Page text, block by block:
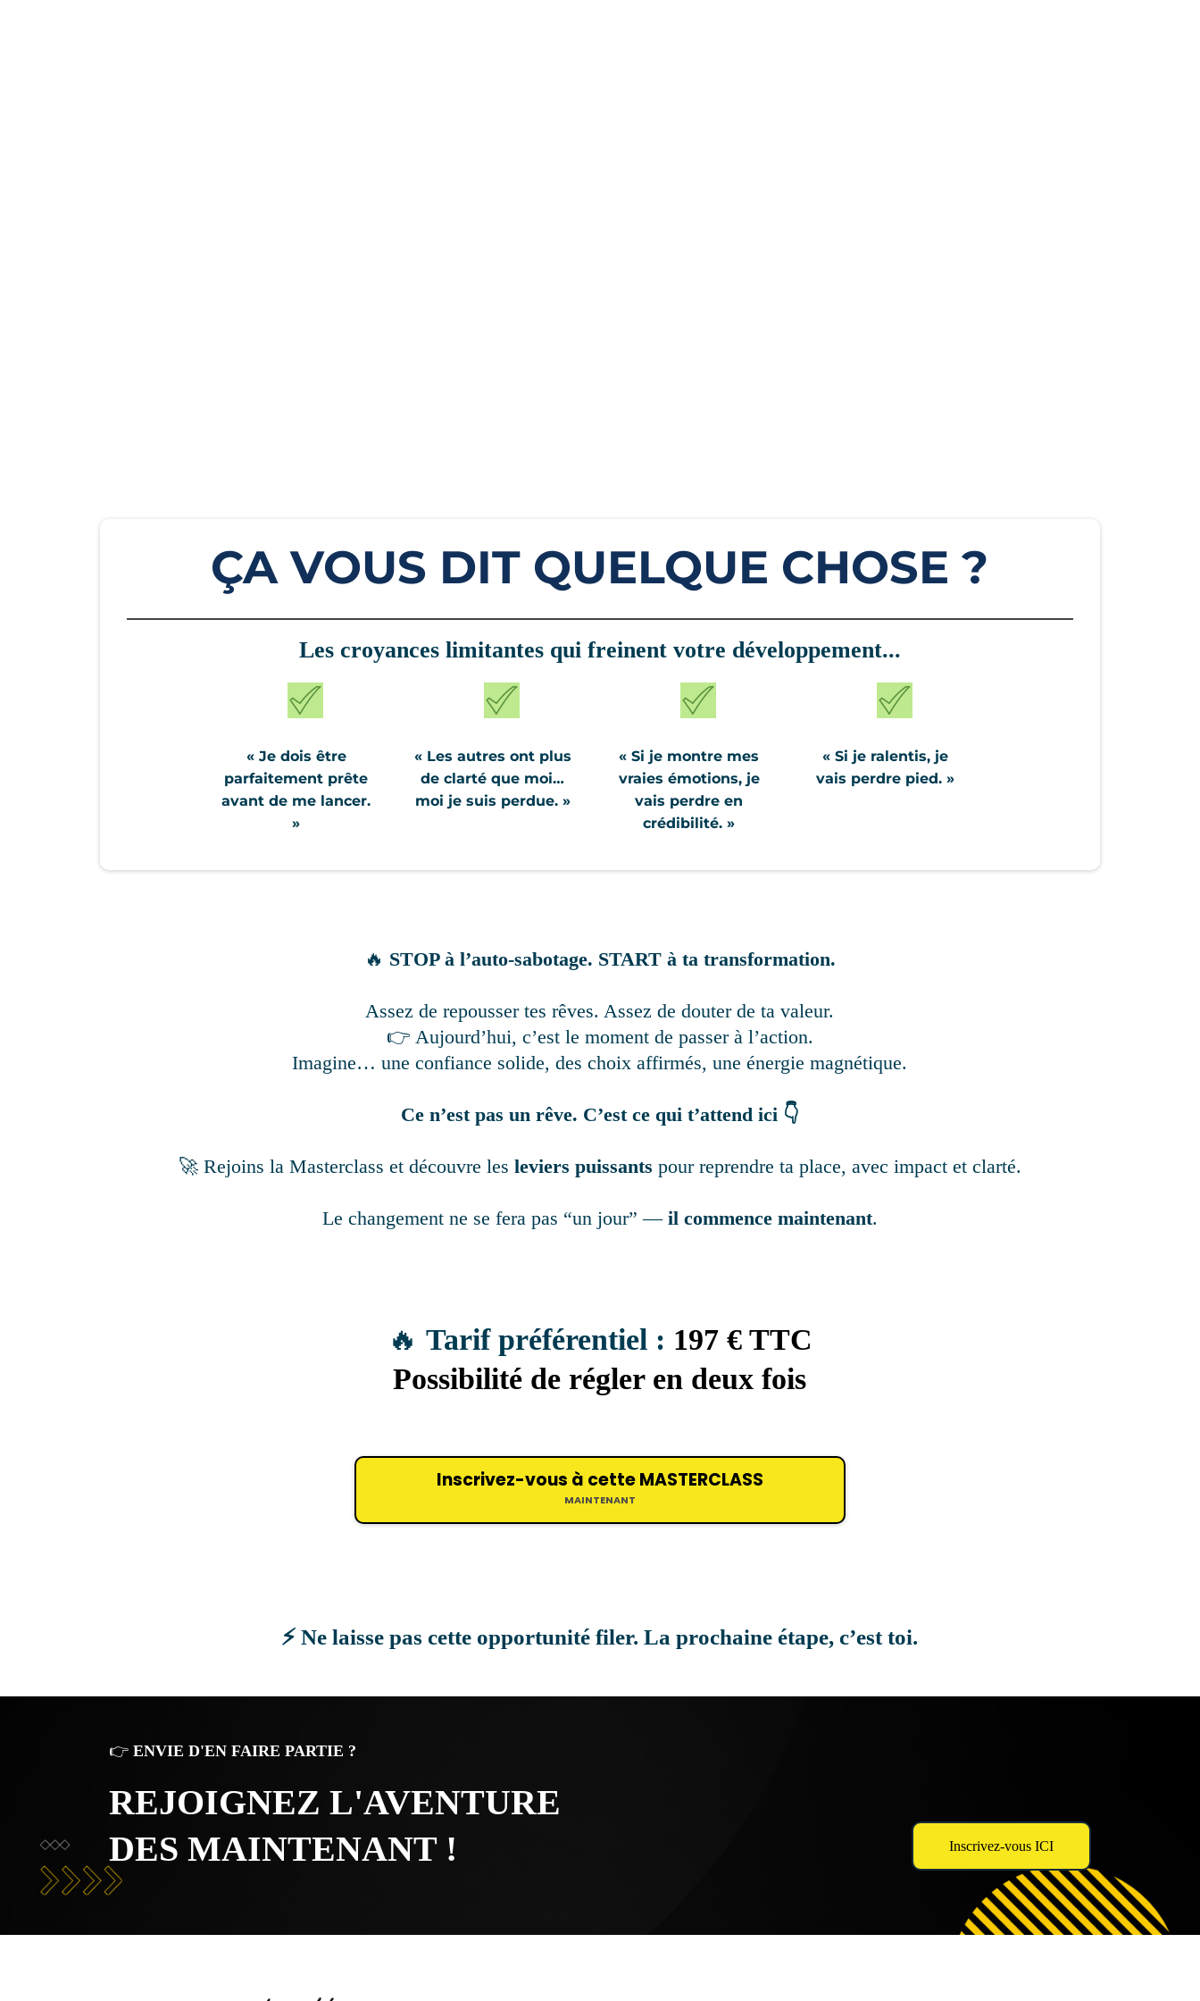
ÇA VOUS DIT QUELQUE CHOSE ?
Les croyances limitantes qui freinent votre développement...
« Je dois être
parfaitement prête
avant de me lancer.
»
« Les autres ont plus
de clarté que moi…
moi je suis perdue. »
« Si je montre mes
vraies émotions, je
vais perdre en
crédibilité. »
« Si je ralentis, je
vais perdre pied. »
🔥 STOP à l’auto-sabotage. START à ta transformation.
Assez de repousser tes rêves. Assez de douter de ta valeur.
👉 Aujourd’hui, c’est le moment de passer à l’action.
Imagine… une confiance solide, des choix affirmés, une énergie magnétique.
Ce n’est pas un rêve. C’est ce qui t’attend ici 👇
🚀 Rejoins la Masterclass et découvre les leviers puissants pour reprendre ta place, avec impact et clarté.
Le changement ne se fera pas “un jour” — il commence maintenant.
🔥 Tarif préférentiel : 197 € TTC
Possibilité de régler en deux fois
Inscrivez-vous à cette MASTERCLASS
MAINTENANT
⚡ Ne laisse pas cette opportunité filer. La prochaine étape, c’est toi.
👉 ENVIE D'EN FAIRE PARTIE ?
REJOIGNEZ L'AVENTURE
DES MAINTENANT !
Inscrivez-vous ICI